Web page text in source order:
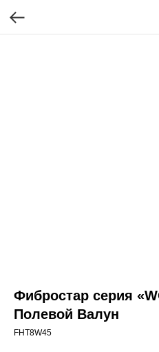
Фибростар серия
Полевой Валун
FHT8W45